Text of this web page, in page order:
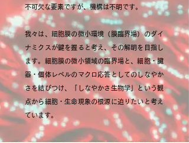
不可欠な要素ですが、機構は不明です。
我々は、細胞膜の微小環境（膜臨界場）のダイ
ナミクスが鍵を握ると考え、その解明を目指し
ます。細胞膜の微小領域の臨界場と、細胞・臓
器・個体レベルのマクロ応答としてのしなやか
さを結びつけ、「しなやかさ生物学」という観
点から細胞・生命現象の根源に迫りたいと考え
ています。